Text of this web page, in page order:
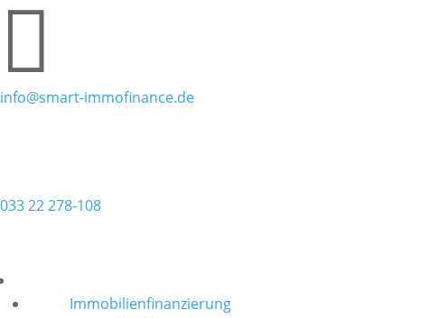

info@smart-immofinance.de
033 22 278-108
Immobilienfinanzierung